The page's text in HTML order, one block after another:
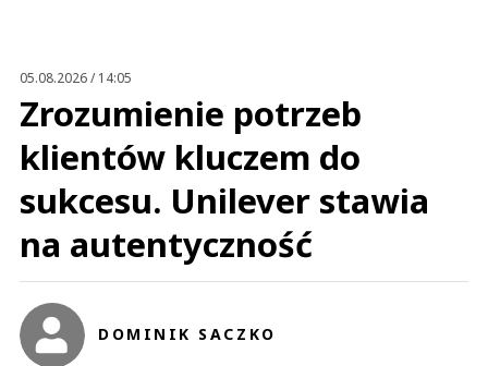
05.08.2026 / 14:05
Zrozumienie potrzeb
klientów kluczem do
sukcesu. Unilever stawia
na autentyczność
DOMINIK SACZKO